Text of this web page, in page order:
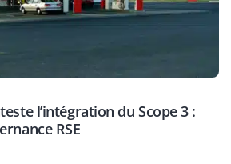
l’intégration du Scope 3 :
RSE